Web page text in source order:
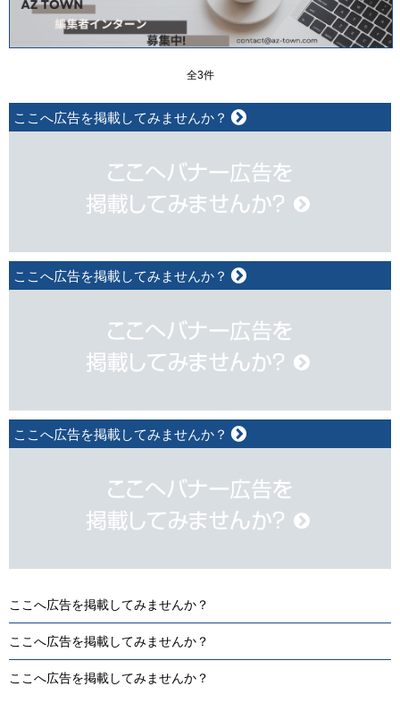
全3件
ここへ広告を掲載してみませんか？
ここへ広告を掲載してみませんか？
ここへ広告を掲載してみませんか？
ここへ広告を掲載してみませんか？
ここへ広告を掲載してみませんか？
ここへ広告を掲載してみませんか？